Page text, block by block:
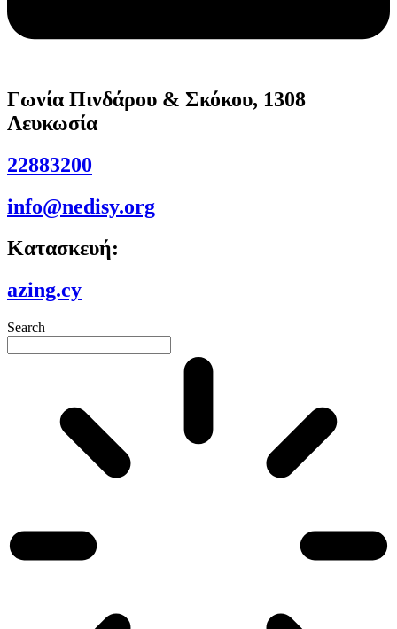
Γωνία Πινδάρου & Σκόκου, 1308
Λευκωσία
22883200
info@nedisy.org
Κατασκευή:
azing.cy
Search